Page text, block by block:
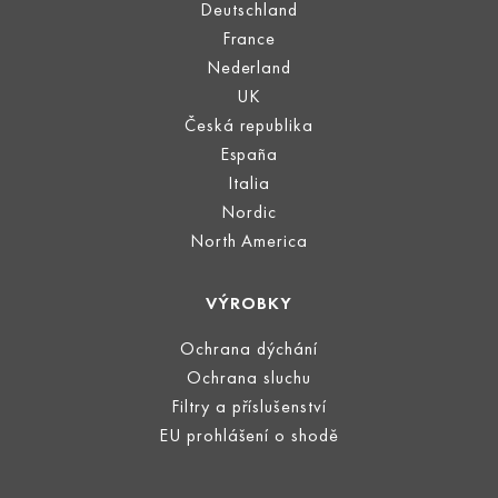
Deutschland
France
Nederland
UK
Česká republika
España
Italia
Nordic
North America
VÝROBKY
Ochrana dýchání
Ochrana sluchu
Filtry a příslušenství
EU prohlášení o shodě